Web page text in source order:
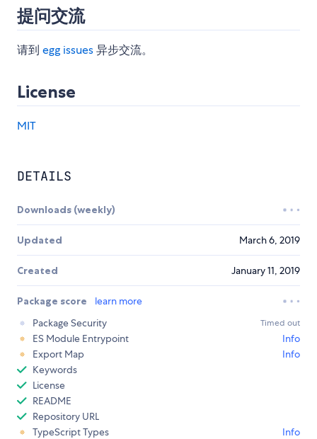
提问交流
请到 egg issues异步交流。
License
MIT
DETAILS
Downloads (weekly)
Updated March 6, 2019
Created January 11, 2019
Package score
learn more
Package Security
Timed out
ES Module Entrypoint
Info
Export Map
Info
Keywords
License
README
Repository URL
TypeScript Types
Info